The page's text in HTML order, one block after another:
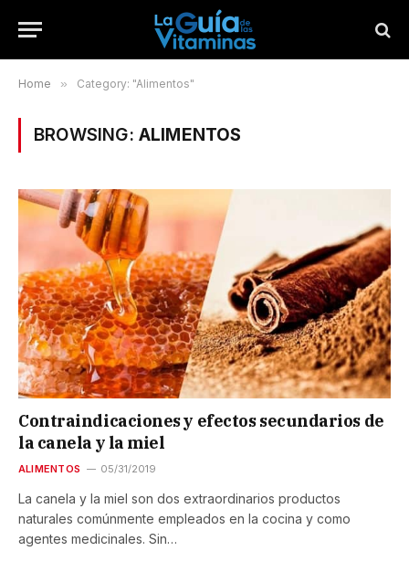
Home » Category: "Alimentos"
BROWSING: ALIMENTOS
Contraindicaciones y efectos secundarios de
la canela y la miel
ALIMENTOS 05/31/2019
La canela y la miel son dos extraordinarios productos
naturales comúnmente empleados en la cocina y como
agentes medicinales. Sin…